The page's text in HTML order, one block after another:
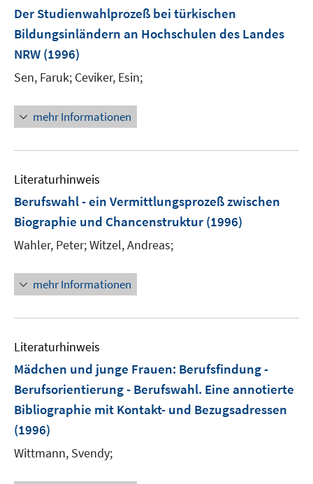
Der Studienwahlprozeß bei türkischen
Bildungsinländern an Hochschulen des Landes
NRW (1996)
Sen, Faruk; Ceviker, Esin;
mehr Informationen
Literaturhinweis
Berufswahl - ein Vermittlungsprozeß zwischen
Biographie und Chancenstruktur (1996)
Wahler, Peter;Witzel, Andreas;
mehr Informationen
Literaturhinweis
Mädchen und junge Frauen: Berufsfindung -
Berufsorientierung - Berufswahl. Eine annotierte
Bibliographie mit Kontakt- und Bezugsadressen
(1996)
Wittmann, Svendy;